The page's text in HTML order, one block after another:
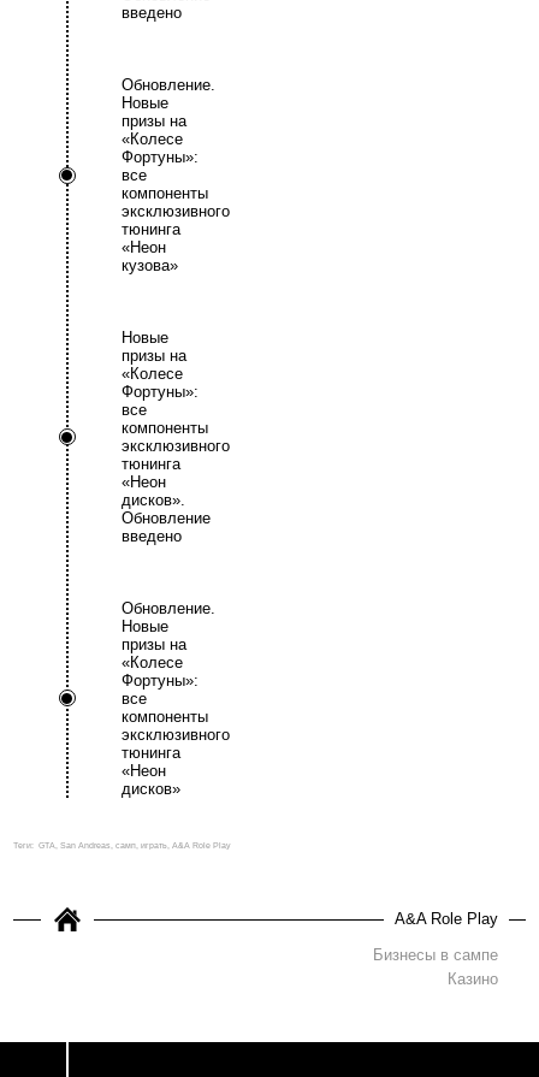
введено
Обновление.
Новые
призы на
«Колесе
Фортуны»:
все
компоненты
эксклюзивного
тюнинга
«Неон
кузова»
Новые
призы на
«Колесе
Фортуны»:
все
компоненты
эксклюзивного
тюнинга
«Неон
дисков».
Обновление
введено
Обновление.
Новые
призы на
«Колесе
Фортуны»:
все
компоненты
эксклюзивного
тюнинга
«Неон
дисков»
Теги: GTA, San Andreas, самп, играть, A&A Role Play
A&A Role Play
Бизнесы в сампе
Казино